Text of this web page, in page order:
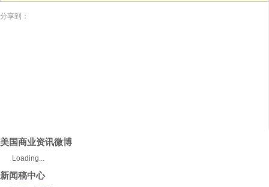
分享到：
美国商业资讯微博
Loading...
新闻稿中心